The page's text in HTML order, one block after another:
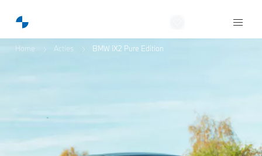
Home Acties BMW iX2 Pure Edition